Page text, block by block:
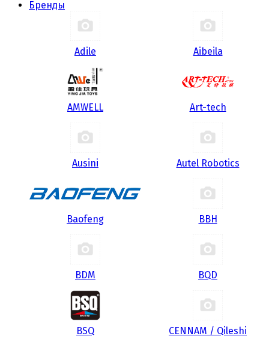
Бренды
Adile Aibeila
AMWELL Art-tech
Ausini Autel Robotics
Baofeng BBH
BDM BQD
BSQ CENNAM / Qileshi